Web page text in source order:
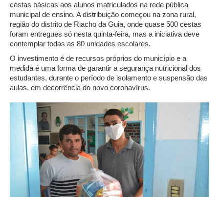
cestas básicas aos alunos matriculados na rede pública
municipal de ensino. A distribuição começou na zona rural,
região do distrito de Riacho da Guia, onde quase 500 cestas
foram entregues só nesta quinta-feira, mas a iniciativa deve
contemplar todas as 80 unidades escolares.
O investimento é de recursos próprios do município e a
medida é uma forma de garantir a segurança nutricional dos
estudantes, durante o período de isolamento e suspensão das
aulas, em decorrência do novo coronavírus.